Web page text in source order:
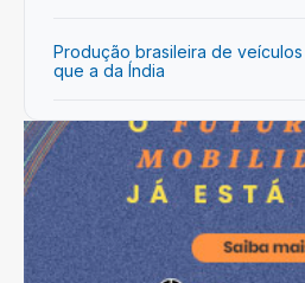
Produção brasileira de
que a da Índia